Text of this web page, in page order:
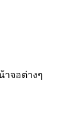
าจอต่างๆ